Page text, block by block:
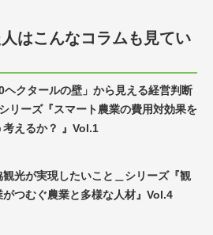
はこんなコラムも見てい
ヘクタールの壁」から見える経営判断
リーズ『スマート農業の費用対効果を
考えるか？ 』Vol.1
観光が実現したいこと＿シリーズ『観
がつむぐ農業と多様な人材』Vol.4